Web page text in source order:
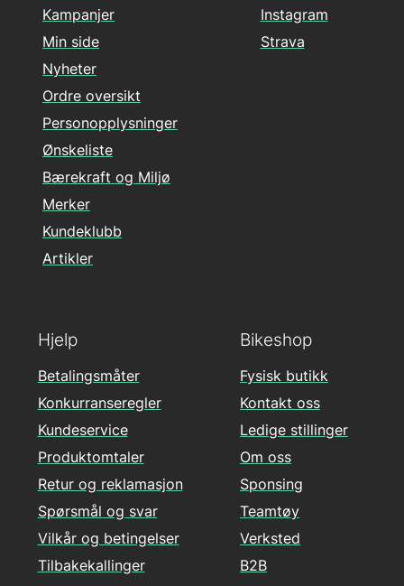
Instagram
Strava
Hjelp
Betalingsmåter
Konkurranseregler
Kundeservice
Produktomtaler
Retur og reklamasjon
Spørsmål og svar
Vilkår og betingelser
Tilbakekallinger
Kampanjer
Min side
Nyheter
Ordre oversikt
Personopplysninger
Ønskeliste
Bærekraft og Miljø
Merker
Kundeklubb
Artikler
Bikeshop
Fysisk butikk
Kontakt oss
Ledige stillinger
Om oss
Sponsing
Teamtøy
Verksted
B2B